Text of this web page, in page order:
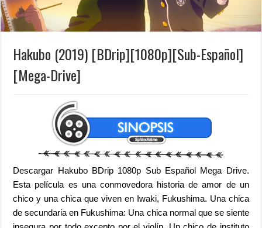
Hakubo (2019) [BDrip][1080p][Sub-Español]
[Mega-Drive]
Descargar Hakubo BDrip 1080p Sub Español Mega Drive.
Esta película es una conmovedora historia de amor de un
chico y una chica que viven en Iwaki, Fukushima. Una chica
de secundaria en Fukushima: Una chica normal que se siente